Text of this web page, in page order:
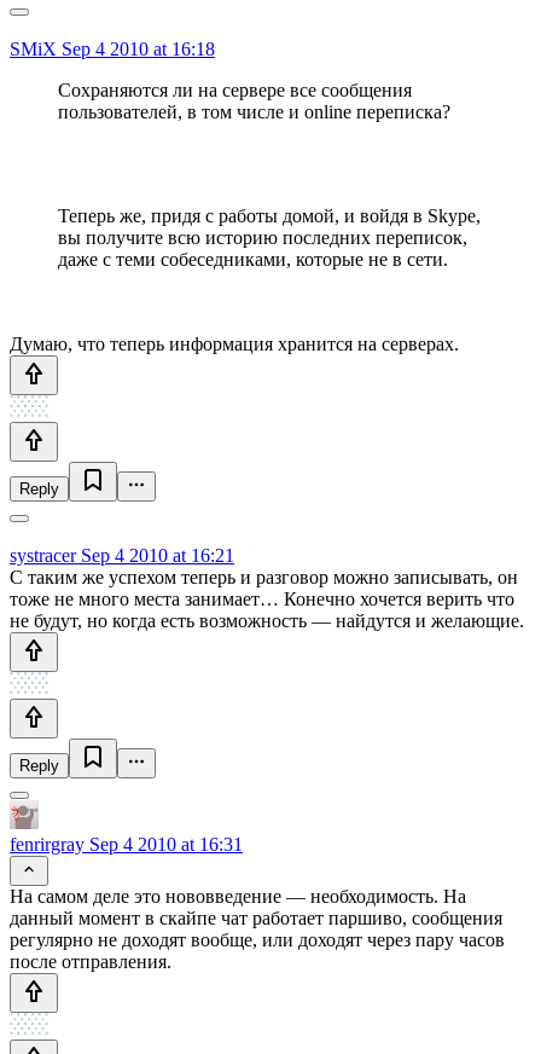
SMiX Sep 4 2010 at 16:18
Сохраняются ли на сервере все сообщения
пользователей, в том числе и online переписка?
Теперь же, придя с работы домой, и войдя в Skype,
вы получите всю историю последних переписок,
даже с теми собеседниками, которые не в сети.
Думаю, что теперь информация хранится на серверах.
Reply
systracerSep 4 2010 at 16:21
C таким же успехом теперь и разговор можно записывать, он
тоже не много места занимает… Конечно хочется верить что
не будут, но когда есть возможность — найдутся и желающие.
Reply
fenrirgray Sep 4 2010 at 16:31
На самом деле это нововведение — необходимость. На
данный момент в скайпе чат работает паршиво, сообщения
регулярно не доходят вообще, или доходят через пару часов
после отправления.